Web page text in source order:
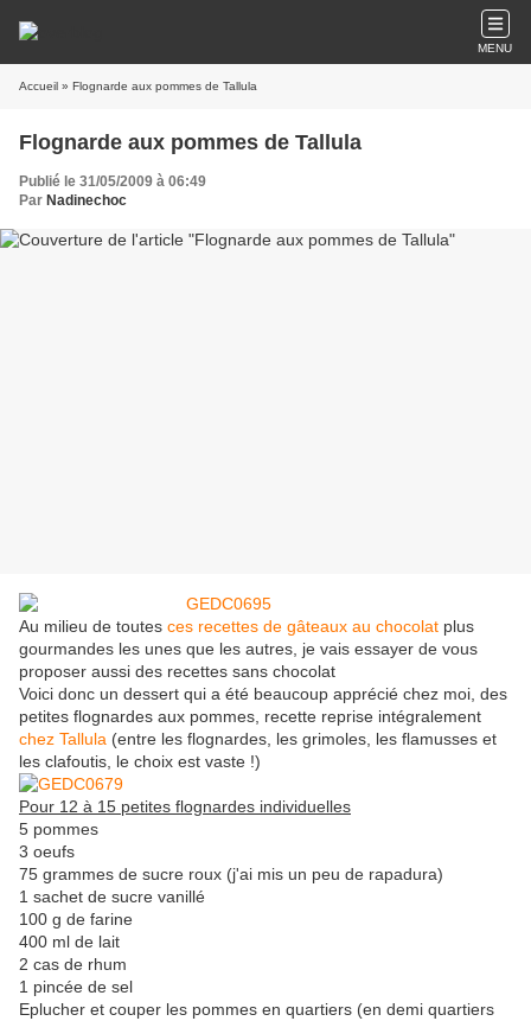
MENU
Accueil » Flognarde aux pommes de Tallula
Flognarde aux pommes de Tallula
Publié le 31/05/2009 à 06:49
Par Nadinechoc
Au milieu de toutes ces recettes de gâteaux au chocolat plus
gourmandes les unes que les autres, je vais essayer de vous
proposer aussi des recettes sans chocolat
Voici donc un dessert qui a été beaucoup apprécié chez moi, des
petites flognardes aux pommes, recette reprise intégralement
chez Tallula (entre les flognardes, les grimoles, les flamusses et
les clafoutis, le choix est vaste !)
Pour 12 à 15 petites flognardes individuelles
5 pommes
3 oeufs
75 grammes de sucre roux (j'ai mis un peu de rapadura)
1 sachet de sucre vanillé
100 g de farine
400 ml de lait
2 cas de rhum
1 pincée de sel
Eplucher et couper les pommes en quartiers (en demi quartiers